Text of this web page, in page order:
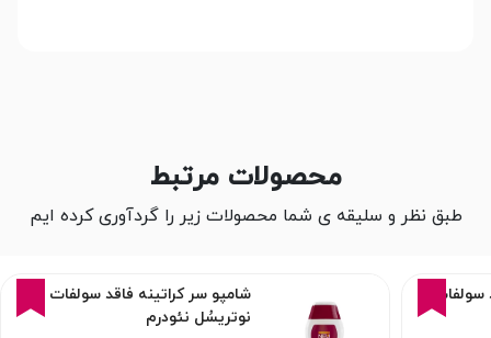
محصولات مرتبط
طبق نظر و سلیقه ی شما محصولات زیر را گردآوری کرده ایم
سولفات
شامپو سر کراتینه فاقد سولفات
نوتریسُل نئودرم